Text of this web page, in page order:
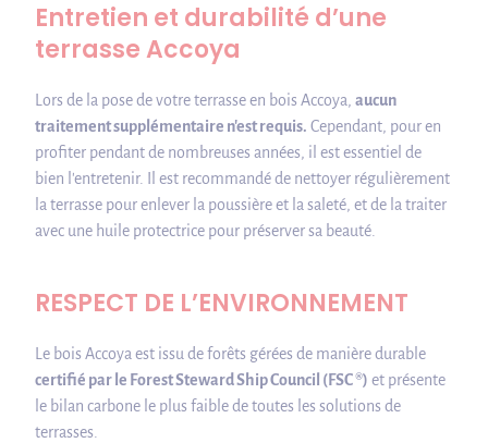
Entretien et durabilité d’une
terrasse Accoya
Lors de la pose de votre terrasse en bois Accoya,aucun
traitement supplémentaire n'est requis. Cependant, pour en
profiter pendant de nombreuses années, il est essentiel de
bien l'entretenir. Il est recommandé de nettoyer régulièrement
la terrasse pour enlever la poussière et la saleté, et de la traiter
avec une huile protectrice pour préserver sa beauté.
RESPECT DE L’ENVIRONNEMENT
Le bois Accoya est issu de forêts gérées de manière durable
certifié par le Forest Steward Ship Council (FSC ®) et présente
le bilan carbone le plus faible de toutes les solutions de
terrasses.